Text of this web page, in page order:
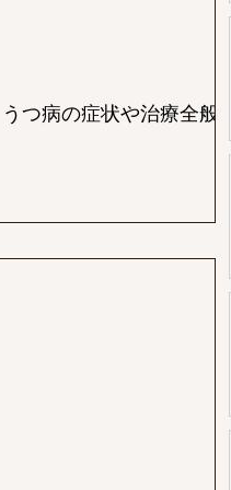
つ病の症状や治療全般